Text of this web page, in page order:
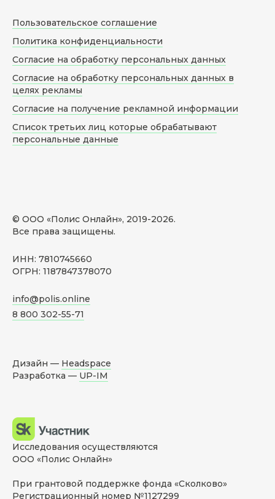
© ООО «Полис Онлайн», 2019-2026.
Все права защищены.
ИНН: 7810745660
ОГРН: 1187847378070
info@polis.online
8 800 302-55-71
Пользовательское соглашение
Политика конфиденциальности
Согласие на обработку персональных данных
Согласие на обработку персональных данных в
целях рекламы
Согласие на получение рекламной информации
Список третьих лиц которые обрабатывают
персональные данные
Дизайн — Headspace
Разработка — UP-IM
Исследования осуществляются
ООО «Полис Онлайн»
При грантовой поддержке фонда «Сколково»
Регистрационный номер №1127299